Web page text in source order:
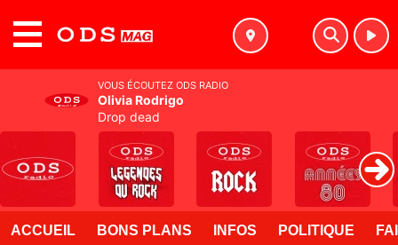
ACCUEIL BONS PLANS INFOS POLITIQUE
VOUS ÉCOUTEZ ODS RADIO
Olivia Rodrigo
Drop dead